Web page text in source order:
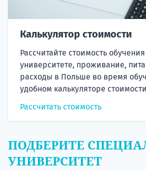
Калькулятор стоимости
Рассчитайте стоимость
университете, проживание,
расходы в Польше во время
удобном калькуляторе
Рассчитать стоимость
ПОДБЕРИТЕ
УНИВЕРСИТЕТ